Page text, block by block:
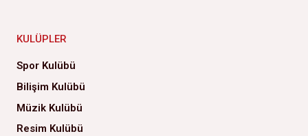
KULÜPLER
Spor Kulübü
Bilişim Kulübü
Müzik Kulübü
Resim Kulübü